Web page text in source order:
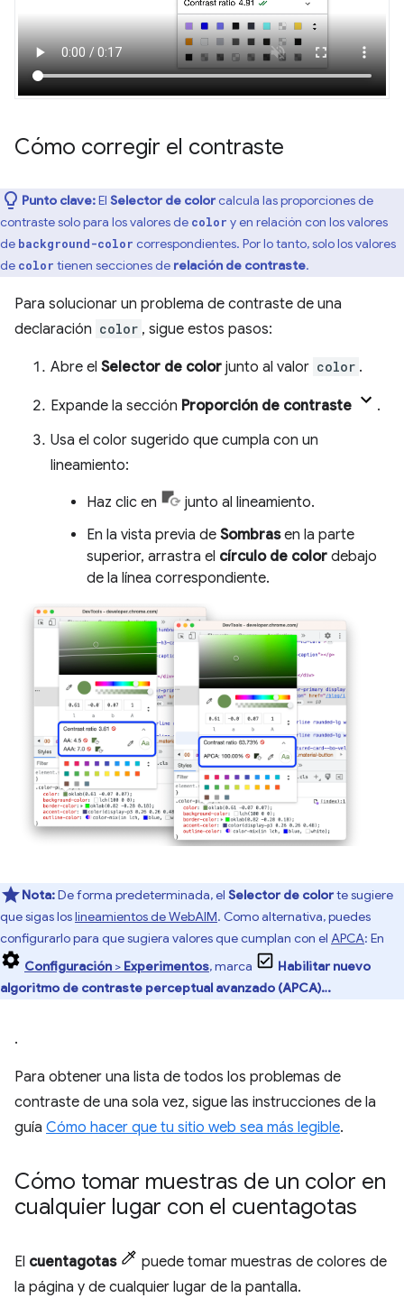
Cómo corregir el contraste
Punto clave:El Selector de colorcalcula las proporciones de
contraste solo para los valores de color y en relación con los valores
de background-color correspondientes. Por lo tanto, solo los valores
de color tienen secciones de relación de contraste.
Para solucionar un problema de contraste de una
declaración color , sigue estos pasos:
Abre el Selector de color junto al valor color .
Expande la sección Proporción de contraste
.
Usa el color sugerido que cumpla con un
lineamiento:
Haz clic en
junto al lineamiento.
En la vista previa de Sombrasen la parte
superior, arrastra el círculo de color debajo
de la línea correspondiente.
Nota:De forma predeterminada, el Selector de colorte sugiere
que sigas loslineamientos de WebAIM. Como alternativa, puedes
configurarlo para que sugiera valores que cumplan con el APCA: En
Configuración > Experimentos, marca
Habilitar nuevo
algoritmo de contraste perceptual avanzado (APCA)…
.
Para obtener una lista de todos los problemas de
contraste de una sola vez, sigue las instrucciones de la
guía Cómo hacer que tu sitio web sea más legible.
Cómo tomar muestras de un color en
cualquier lugar con el cuentagotas
El cuentagotas
puede tomar muestras de colores de
la página y de cualquier lugar de la pantalla.